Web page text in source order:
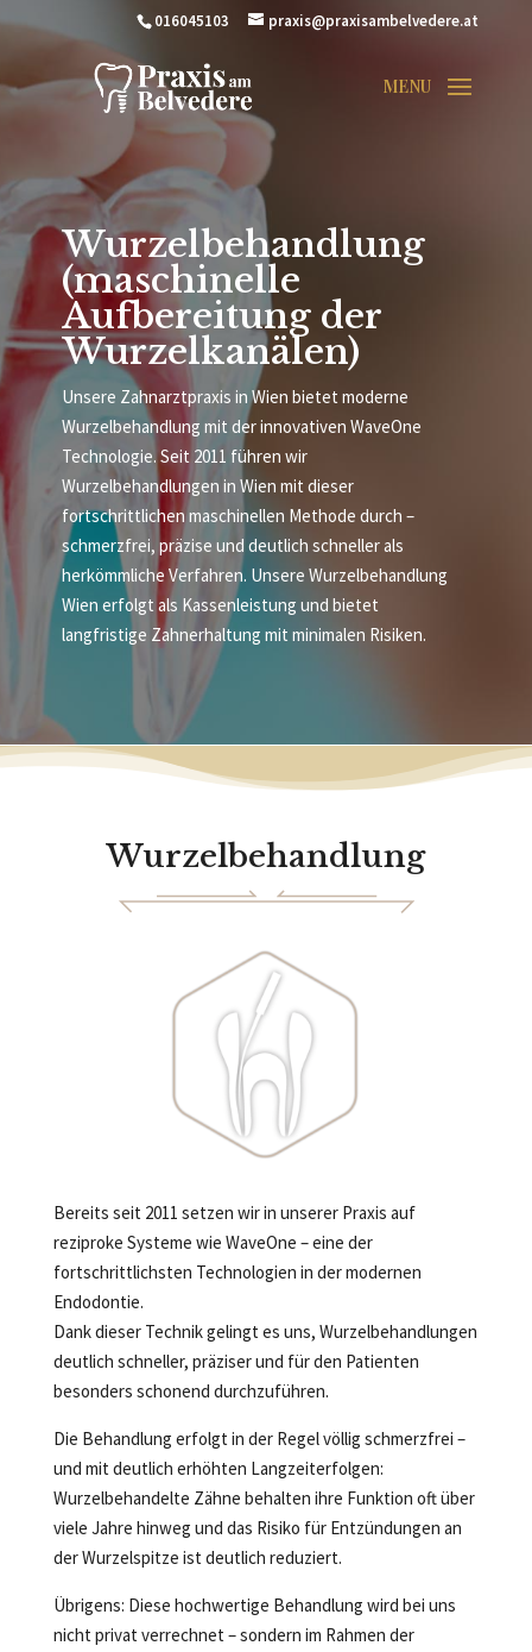
016045103 praxis@praxisambelvedere.at
Wurzelbehandlung
(maschinelle
Aufbereitung der
Wurzelkanälen)
Unsere Zahnarztpraxis in Wien bietet moderne
Wurzelbehandlung mit der innovativen WaveOne
Technologie. Seit 2011 führen wir
Wurzelbehandlungen in Wien mit dieser
fortschrittlichen maschinellen Methode durch –
schmerzfrei, präzise und deutlich schneller als
herkömmliche Verfahren. Unsere Wurzelbehandlung
Wien erfolgt als Kassenleistung und bietet
langfristige Zahnerhaltung mit minimalen Risiken.
Wurzelbehandlung
Bereits seit 2011 setzen wir in unserer Praxis auf
reziproke Systeme wie WaveOne – eine der
fortschrittlichsten Technologien in der modernen
Endodontie.
Dank dieser Technik gelingt es uns, Wurzelbehandlungen
deutlich schneller, präziser und für den Patienten
besonders schonend durchzuführen.
Die Behandlung erfolgt in der Regel völlig schmerzfrei –
und mit deutlich erhöhten Langzeiterfolgen:
Wurzelbehandelte Zähne behalten ihre Funktion oft über
viele Jahre hinweg und das Risiko für Entzündungen an
der Wurzelspitze ist deutlich reduziert.
Übrigens: Diese hochwertige Behandlung wird bei uns
nicht privat verrechnet – sondern im Rahmen der